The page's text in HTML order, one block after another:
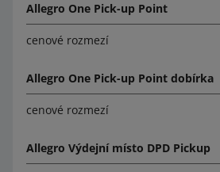
Allegro One Pick-up Point
cenové rozmezí
Allegro One Pick-up Point dobírka
cenové rozmezí
Allegro Výdejní místo DPD Pickup